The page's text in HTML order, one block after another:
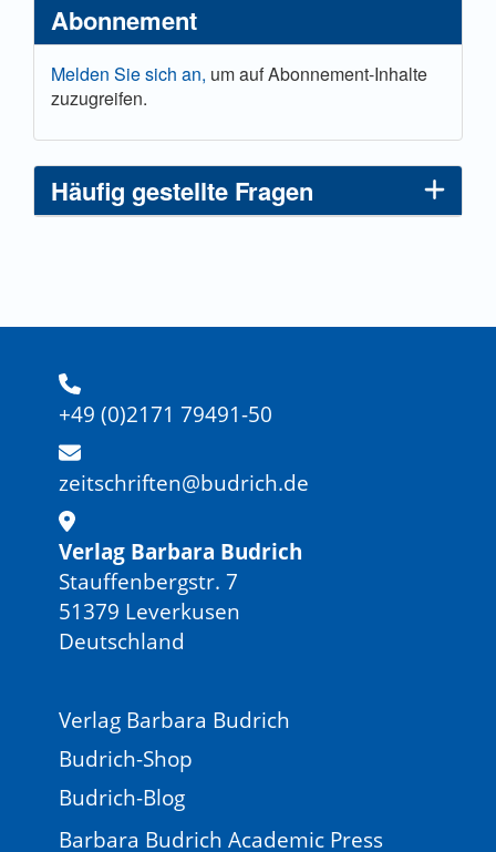
Abonnement
Melden Sie sich an, um auf Abonnement-Inhalte
zuzugreifen.
Häufig gestellte Fragen
+49 (0)2171 79491-50
zeitschriften@budrich.de
Verlag Barbara Budrich
Stauffenbergstr. 7
51379 Leverkusen
Deutschland
Verlag Barbara Budrich
Budrich-Shop
Budrich-Blog
Barbara Budrich Academic Press